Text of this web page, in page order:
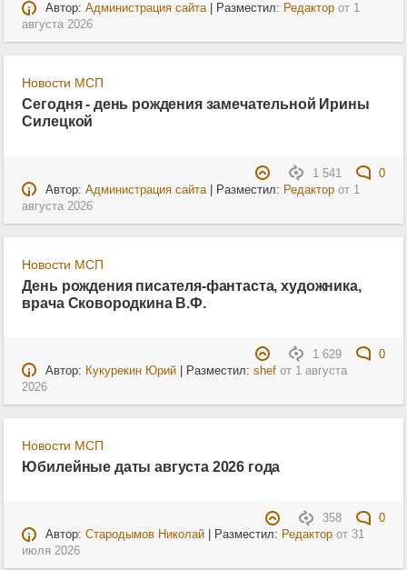
Автор: Администрация сайта| Разместил: Редакторот 1
августа 2026
Новости МСП
Сегодня - день рождения замечательной Ирины
Силецкой
1 541
0
Автор: Администрация сайта| Разместил: Редакторот 1
августа 2026
Новости МСП
День рождения писателя-фантаста, художника,
врача Сковородкина В.Ф.
1 629
0
Автор: Кукурекин Юрий| Разместил: shefот 1 августа
2026
Новости МСП
Юбилейные даты августа 2026 года
358
0
Автор: Стародымов Николай| Разместил: Редакторот 31
июля 2026